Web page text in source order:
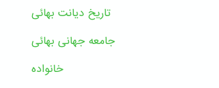
تاریخ دیانت بهائی
جامعه جهانی بهائی
خانواده